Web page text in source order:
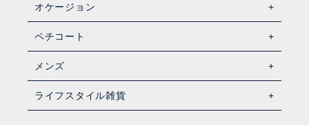
オケージョン
ペチコート
メンズ
ライフスタイル雑貨